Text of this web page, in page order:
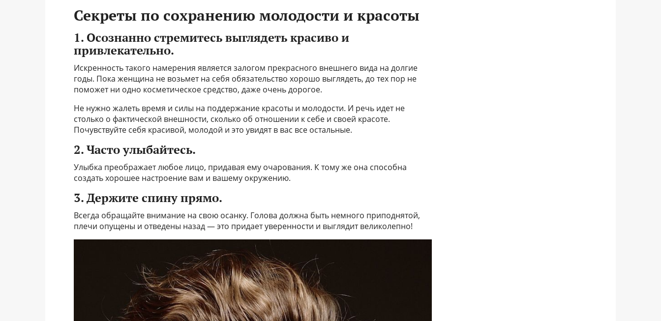
Секреты по сохранению молодости и красоты
1. Осознанно стремитесь выглядеть красиво и
привлекательно.
Искренность такого намерения является залогом прекрасного внешнего вида на долгие
годы. Пока женщина не возьмет на себя обязательство хорошо выглядеть, до тех пор не
поможет ни одно косметическое средство, даже очень дорогое.
Не нужно жалеть время и силы на поддержание красоты и молодости. И речь идет не
столько о фактической внешности, сколько об отношении к себе и своей красоте.
Почувствуйте себя красивой, молодой и это увидят в вас все остальные.
2. Часто улыбайтесь.
Улыбка преображает любое лицо, придавая ему очарования. К тому же она способна
создать хорошее настроение вам и вашему окружению.
3. Держите спину прямо.
Всегда обращайте внимание на свою осанку. Голова должна быть немного приподнятой,
плечи опущены и отведены назад — это придает уверенности и выглядит великолепно!